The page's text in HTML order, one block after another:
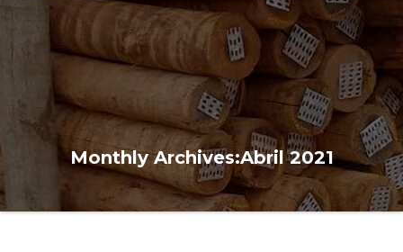
Monthly Archives:Abril 2021